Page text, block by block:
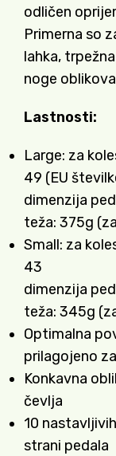
odličen
Primerna so
lahka,
noge
Lastnosti:
Large: za
49 (EU
dimenzija
teža: 375g
Small: za
43
dimenzija
teža: 345g
Optimalna
prilagojeno
Konkavna
čevlja
10
strani pedala